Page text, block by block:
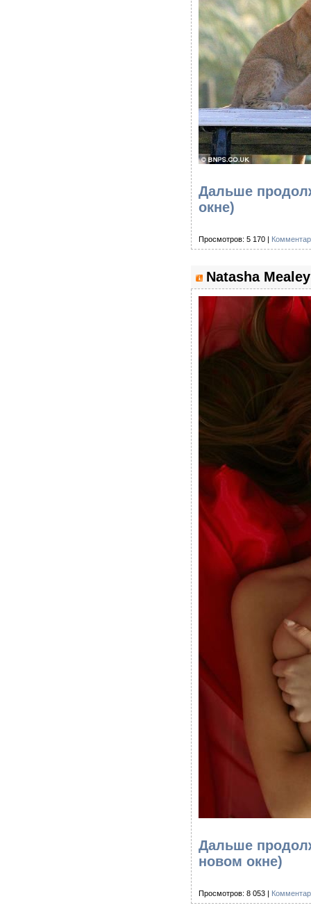
Дальше
окне)
Просмотров: 5 170 |
Natasha
Дальше
новом окне)
Просмотров: 8 053 |